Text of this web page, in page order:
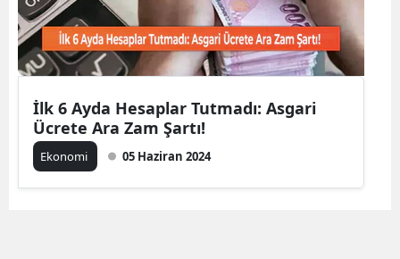
İstanbul
İzmir
Kars
İlk 6 Ayda Hesaplar Tutmadı: Asgari
Ücrete Ara Zam Şartı!
Ekonomi 05 Haziran 2024